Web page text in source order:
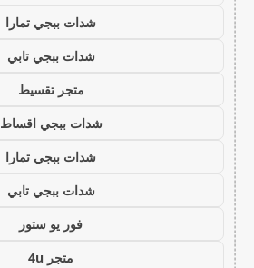
شدات ببجي تمارا
شدات ببجي تابي
متجر تقسيط
شدات ببجي اقساط
شدات ببجي تمارا
شدات ببجي تابي
فور يو ستور
متجر 4u